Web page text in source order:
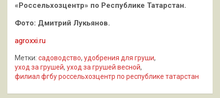
«Россельхозцентр» по Республике Татарстан.
Фото: Дмитрий Лукьянов.
agroxxi.ru
Метки: садоводство, удобрения для груши,
уход за грушей, уход за грушей весной,
филиал фгбу россельхозцентр по республике татарстан